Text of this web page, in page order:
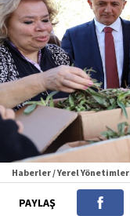
Haberler / Yerel Yönetimler
PAYLAŞ